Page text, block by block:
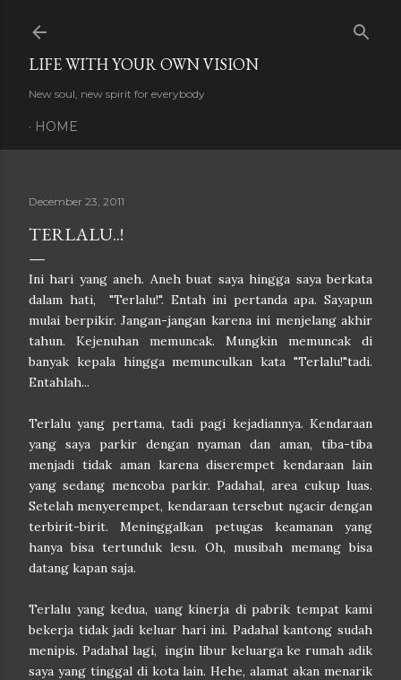
LIFE WITH YOUR OWN VISION
New soul, new spirit for everybody
HOME
December 23, 2011
TERLALU..!
Ini hari yang aneh. Aneh buat saya hingga saya berkata
dalam hati, "Terlalu!". Entah ini pertanda apa. Sayapun
mulai berpikir. Jangan-jangan karena ini menjelang akhir
tahun. Kejenuhan memuncak. Mungkin memuncak di
banyak kepala hingga memunculkan kata "Terlalu!"tadi.
Entahlah...
Terlalu yang pertama, tadi pagi kejadiannya. Kendaraan
yang saya parkir dengan nyaman dan aman, tiba-tiba
menjadi tidak aman karena diserempet kendaraan lain
yang sedang mencoba parkir. Padahal, area cukup luas.
Setelah menyerempet, kendaraan tersebut ngacir dengan
terbirit-birit. Meninggalkan petugas keamanan yang
hanya bisa tertunduk lesu. Oh, musibah memang bisa
datang kapan saja.
Terlalu yang kedua, uang kinerja di pabrik tempat kami
bekerja tidak jadi keluar hari ini. Padahal kantong sudah
menipis. Padahal lagi, ingin libur keluarga ke rumah adik
saya yang tinggal di kota lain. Hehe, alamat akan menarik